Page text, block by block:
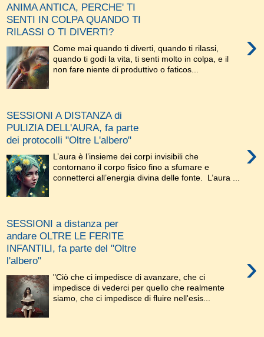
ANIMA ANTICA, PERCHE' TI
SENTI IN COLPA QUANDO TI
RILASSI O TI DIVERTI?
›
Come mai quando ti diverti, quando ti rilassi,
quando ti godi la vita, ti senti molto in colpa, e il
non fare niente di produttivo o faticos...
SESSIONI A DISTANZA di
PULIZIA DELL'AURA, fa parte
dei protocolli "Oltre L'albero"
›
L’aura è l’insieme dei corpi invisibili che
contornano il corpo fisico fino a sfumare e
connetterci all’energia divina delle fonte. L’aura ...
SESSIONI a distanza per
andare OLTRE LE FERITE
INFANTILI, fa parte del "Oltre
l'albero"
›
"Ciò che ci impedisce di avanzare, che ci
impedisce di vederci per quello che realmente
siamo, che ci impedisce di fluire nell'esis...